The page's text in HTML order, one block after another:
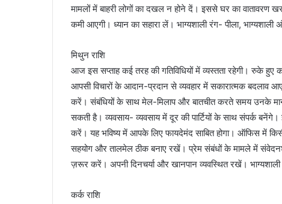
मामलों में बाहरी लोगों का दखल न होने दें। इससे घर का
कमी आएगी। ध्यान का सहारा लें। भाग्यशाली रंग- पीला,
मिथुन राशि
आज इस सप्ताह कई तरह की गतिविधियों में व्यस्तता रहेगी। रुके हुए
आपसी विचारों के आदान-प्रदान से व्यवहार में सकारात्मक बदलाव
करें। संबंधियों के साथ मेल-मिलाप और बातचीत करते समय उनके मान-
सकती है। व्यवसाय- व्यवसाय में दूर की पार्टियों के साथ संपर्क
करें। यह भविष्य में आपके लिए फायदेमंद साबित होगा। ऑफिस में
सहयोग और तालमेल ठीक बनाए रखें। प्रेम संबंधों के मामले में
ज़रूर करें। अपनी दिनचर्या और खानपान व्यवस्थित रखें।
कर्क राशि